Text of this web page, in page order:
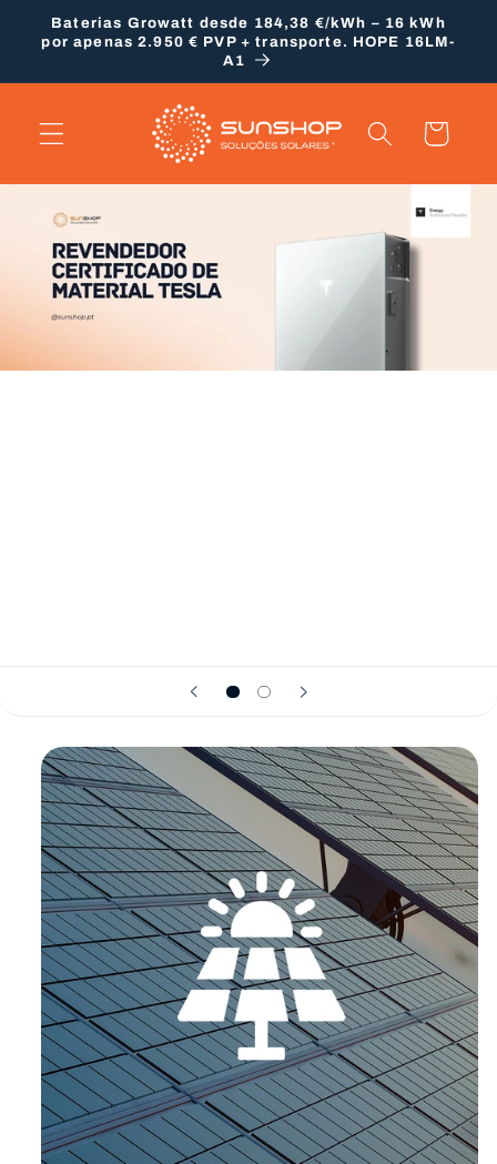
para o
conteúdo
Baterias Growatt desde 184,38 €/kWh – 16 kWh
por apenas 2.950 € PVP + transporte. HOPE 16LM-
A1
Carrinho